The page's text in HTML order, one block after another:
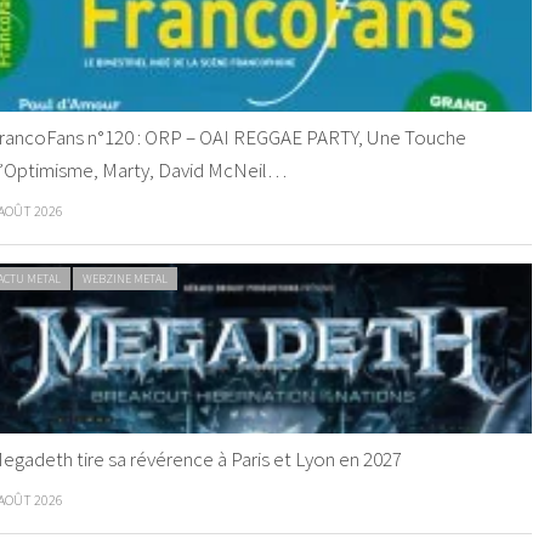
n°120 : ORP – OAI REGGAE PARTY, Une Touche
Marty, David McNeil…
2026
METAL WEBZINE METAL
tire sa révérence à Paris et Lyon en 2027
2026